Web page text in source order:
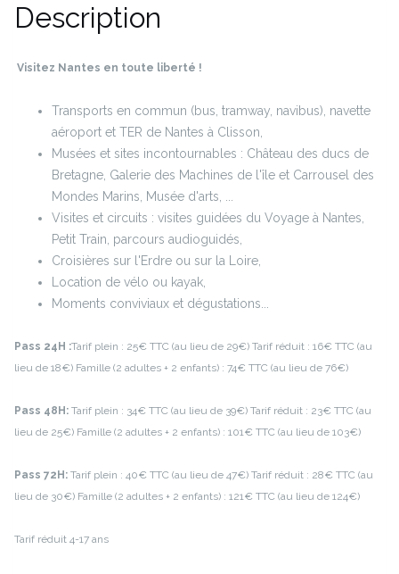
Description
Visitez Nantes en toute liberté !
Transports en commun (bus, tramway, navibus), navette
aéroport et TER de Nantes à Clisson,
Musées et sites incontournables : Château des ducs de
Bretagne, Galerie des Machines de l'île et Carrousel des
Mondes Marins, Musée d'arts, ...
Visites et circuits : visites guidées du Voyage à Nantes,
Petit Train, parcours audioguidés,
Croisières sur l'Erdre ou sur la Loire,
Location de vélo ou kayak,
Moments conviviaux et dégustations...
Pass 24H :Tarif plein : 25€ TTC (au lieu de 29€) Tarif réduit : 16€ TTC (au
lieu de 18€) Famille (2 adultes + 2 enfants) : 74€ TTC (au lieu de 76€)
Pass 48H: Tarif plein : 34€ TTC (au lieu de 39€) Tarif réduit : 23€ TTC (au
lieu de 25€) Famille (2 adultes + 2 enfants) : 101€ TTC (au lieu de 103€)
Pass 72H: Tarif plein : 40€ TTC (au lieu de 47€) Tarif réduit : 28€ TTC (au
lieu de 30€) Famille (2 adultes + 2 enfants) : 121€ TTC (au lieu de 124€)
Tarif réduit 4-17 ans